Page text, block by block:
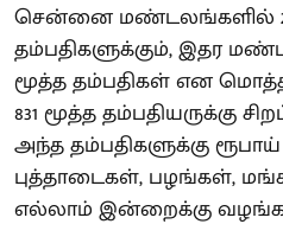
சென்னை மண்டலங்களில்
தம்பதிகளுக்கும், இதர
மூத்த தம்பதிகள் என
831 மூத்த தம்பதியருக்கு
அந்த தம்பதிகளுக்கு ரூபாய்
புத்தாடைகள், பழங்கள்,
எல்லாம் இன்றைக்கு